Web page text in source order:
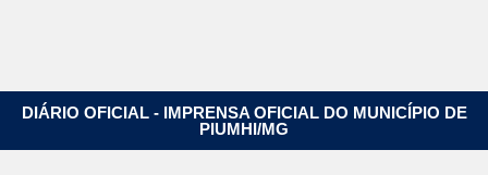
DIÁRIO OFICIAL - IMPRENSA OFICIAL DO MUNICÍPIO DE
PIUMHI/MG